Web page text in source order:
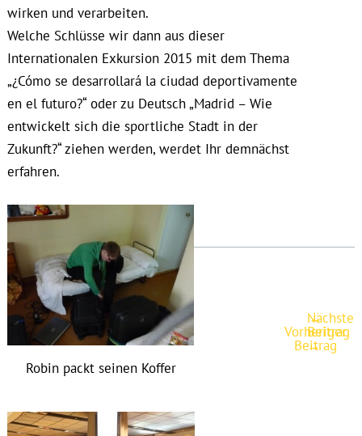
wirken und verarbeiten.
Welche Schlüsse wir dann aus dieser
Internationalen Exkursion 2015 mit dem Thema
„¿Cómo se desarrollará la ciudad deportivamente
en el futuro?“ oder zu Deutsch „Madrid – Wie
entwickelt sich die sportliche Stadt in der
Zukunft?“ ziehen werden, werdet Ihr demnächst
erfahren.
Robin packt seinen Koffer
navigation
←
Vorheriger
Beitrag
Nächster
Beitrag
→